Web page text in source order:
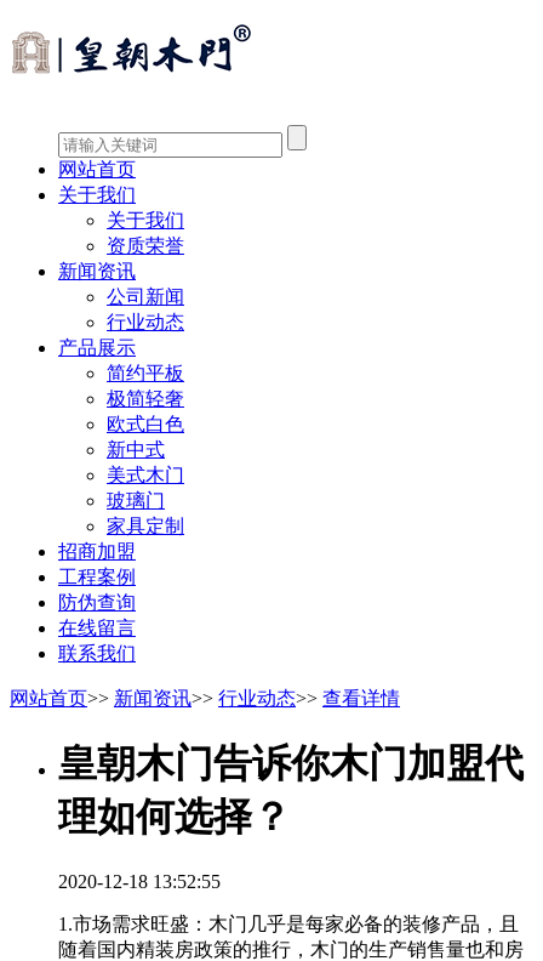
网站首页
关于我们
关于我们
资质荣誉
新闻资讯
公司新闻
行业动态
产品展示
简约平板
极简轻奢
欧式白色
新中式
美式木门
玻璃门
家具定制
招商加盟
工程案例
防伪查询
在线留言
联系我们
网站首页>> 新闻资讯>> 行业动态>> 查看详情
皇朝木门告诉你木门加盟代
理如何选择？
2020-12-18 13:52:55
1.市场需求旺盛：木门几乎是每家必备的装修产品，且
随着国内精装房政策的推行，木门的生产销售量也和房